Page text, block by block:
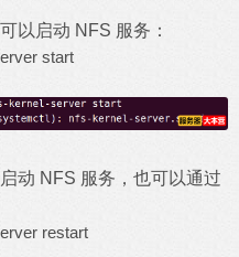
以启动 NFS 服务：
start
动 NFS 服务，也可以通过
restart